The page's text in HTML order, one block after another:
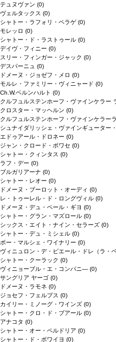
テュヌヴァン (0)
ヴェルタックス (0)
シャトー・ラフォリ・ペラゲ (0)
モレッロ (0)
シャトー・ド・ラストゥール (0)
デイヴ・フィニー (0)
スリー・フィンガー・ジャック (0)
デスパーニュ (0)
ドメーヌ・ジョゼフ・メロ (0)
モルレ・ファミリー・ヴィニャード (0)
Ch.W.ベルンハルト (0)
クルフュルステンホーフ・ヴァインケラー
クロスター・マッヘルン (0)
クルフュルステンホーフ・ヴァインケラー
シュナイダリッシェ・ヴァインギューター
エドゥアール・ドロネー (0)
ジャン・クロード・ボワセ (0)
シャトー・クィンタス (0)
ラフ・デー (0)
ブルガリアーナ (0)
シャトー・レオー (0)
ドメーヌ・ブーロット・オーディ (0)
レ・トゥーレル・ド・ロングヴィル (0)
ドメーヌ・デュ・ペール・ギヨ (0)
シャトー・グラン・マズロール (0)
シックス・エイト・ナイン・セラーズ (0)
シャトー・デュ・ミシェル (0)
ボー・マルシェ・ワイナリー (0)
ヴィニュロン・デ・ピエール・ドレ（ラ・
シャトー・クーラック (0)
ヴィニョーブル・エ・コンパニ― (0)
サングリア ヤーゴ (0)
ドメーヌ・ラモネ (0)
ジョセフ・フェルプス (0)
カイリー・ミノーグ・ワインズ (0)
シャトー・クロ・ド・ブアール (0)
アナコタ (0)
シャトー・オー・ペルドリア (0)
シャトー・ド・ボワイヨ (0)